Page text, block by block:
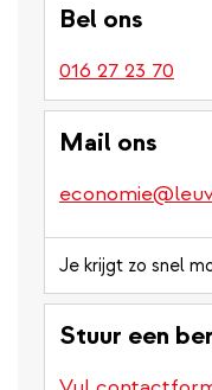
Bel ons
016 27 23 70
Mail ons
Je krijgt zo snel
Stuur een